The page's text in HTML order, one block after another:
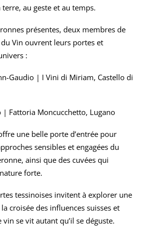
au geste et au temps.
présentes, deux membres de
Vin ouvrent leurs portes et
:
Gaudio | I Vini di Miriam, Castello di
| Fattoria Moncucchetto, Lugano
une belle porte d’entrée pour
sensibles et engagées du
ainsi que des cuvées qui
forte.
tessinoises invitent à explorer une
croisée des influences suisses et
se vit autant qu’il se déguste.